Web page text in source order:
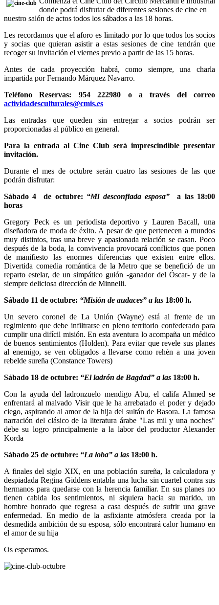
donde podrá disfrutar de diferentes sesiones de cine en
nuestro salón de actos todos los sábados a las 18 horas.
Les recordamos que el aforo es limitado por lo que todos los socios
y socias que quieran asistir a estas sesiones de cine tendrán que
recoger su invitación el viernes previo a partir de las 15 horas.
Antes de cada proyección habrá, como siempre, una charla
impartida por Fernando Márquez Navarro.
Teléfono Reservas:
954 222980 o a través del correo
actividadesculturales@cmis.es
Las entradas que queden sin entregar a socios podrán ser
proporcionadas al público en general.
Para la entrada al Cine Club será imprescindible presentar
invitación.
Durante el mes de octubre serán cuatro las sesiones de las que
podrán disfrutar:
Sábado 4 de octubre: “Mi desconfiada esposa”a las 18:00
horas
Gregory Peck es un periodista deportivo y Lauren Bacall, una
diseñadora de moda de éxito. A pesar de que pertenecen a mundos
muy distintos, tras una breve y apasionada relación se casan. Poco
después de la boda, la convivencia provocará conflictos que ponen
de manifiesto las enormes diferencias que existen entre ellos.
Divertida comedia romántica de la Metro que se benefició de un
reparto estelar, de un simpático guión -ganador del Óscar- y de la
siempre deliciosa dirección de Minnelli.
Sábado 11 de octubre: “Misión de audaces” a las 18:00 h.
Un severo coronel de La Unión (Wayne) está al frente de un
regimiento que debe infiltrarse en pleno territorio confederado para
cumplir una difícil misión. En esta aventura lo acompaña un médico
de buenos sentimientos (Holden). Para evitar que revele sus planes
al enemigo, se ven obligados a llevarse como rehén a una joven
rebelde sureña (Constance Towers)
Sábado 18 de octubre: “El ladrón de Bagdad” a las 18:00 h.
Con la ayuda del ladronzuelo mendigo Abu, el califa Ahmed se
enfrentará al malvado Visir que le ha arrebatado el poder y dejado
ciego, aspirando al amor de la hija del sultán de Basora. La famosa
narración del clásico de la literatura árabe "Las mil y una noches"
debe su logro principalmente a la labor del productor Alexander
Korda
Sábado 25 de octubre: “La loba” a las 18:00 h.
A finales del siglo XIX, en una población sureña, la calculadora y
despiadada Regina Giddens entabla una lucha sin cuartel contra sus
hermanos para quedarse con la herencia familiar. En sus planes no
tienen cabida los sentimientos, ni siquiera hacia su marido, un
hombre honrado que regresa a casa después de sufrir una grave
enfermedad. En medio de la asfixiante atmósfera creada por la
desmedida ambición de su esposa, sólo encontrará calor humano en
el amor de su hija
Os esperamos.